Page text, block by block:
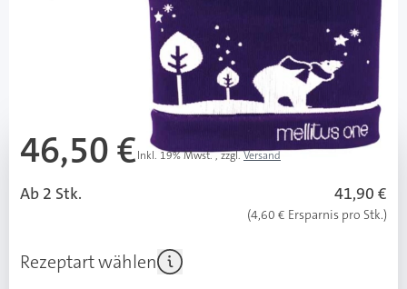
PZN: 13888955 / Diashop.de Kat.-Nr.
Lieferzeit bis zu 3 Wochen
46,50 €Inkl. 19% Mwst.,zzgl.Versand
Ab 2 Stk. 41,90 €
(4,60 € Ersparnis pro Stk.)
Rezeptart wählen